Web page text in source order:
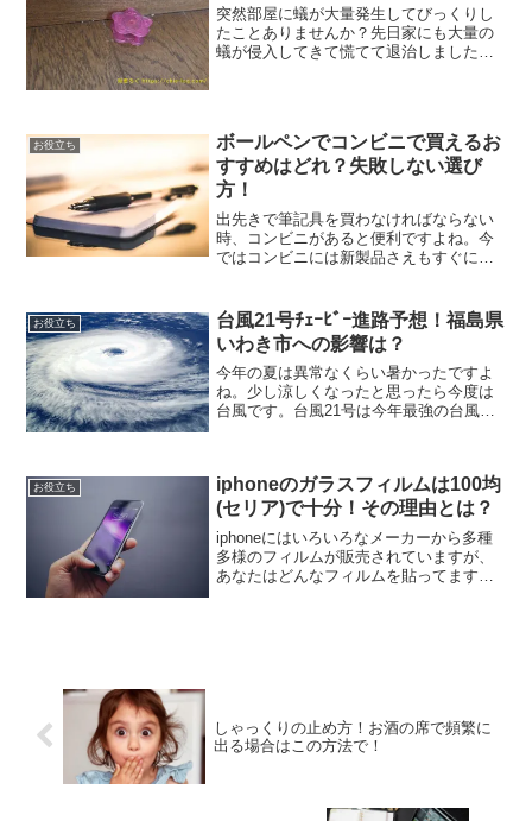
突然部屋に蟻が大量発生してびっくりし
たことありませんか？先日家にも大量の
蟻が侵入してきて慌てて退治しました。
な駆除の仕方があるん...
お役立ち
ボールペンでコンビニで買えるお
すすめはどれ？失敗しない選び
方！
出先きで筆記具を買わなければならない
時、コンビニがあると便利ですよね。今
ではコンビニには新製品さえもすぐに陳
ボールペンをコンビニで購入するときの
おすすめ品と、実際購入し...
お役立ち
台風21号ﾁｪｰﾋﾞｰ進路予想！福島県
いわき市への影響は？
今年の夏は異常なくらい暑かったですよ
ね。少し涼しくなったと思ったら今度は
台風です。台風21号は今年最強の台風と
なるところです。今回は...
お役立ち
iphoneのガラスフィルムは100均
(セリア)で十分！その理由とは？
iphoneにはいろいろなメーカーから多種
多様のフィルムが販売されていますが、
あなたはどんなフィルムを貼ってます
しゃっくりの止め方！お酒の席で頻繁に
出る場合はこの方法で！